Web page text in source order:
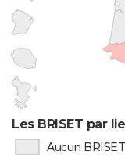
Les BRISET par
Aucun